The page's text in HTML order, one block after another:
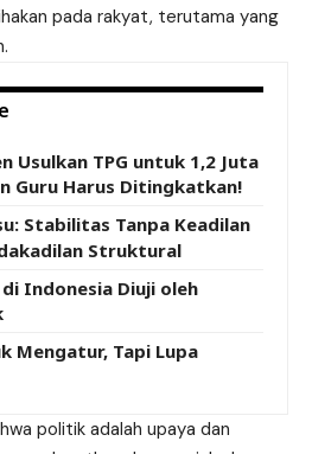
pada rakyat, terutama yang
Usulkan TPG untuk 1,2 Juta
Guru Harus Ditingkatkan!
Stabilitas Tanpa Keadilan
Struktural
Indonesia Diuji oleh
Mengatur, Tapi Lupa
politik adalah upaya dan